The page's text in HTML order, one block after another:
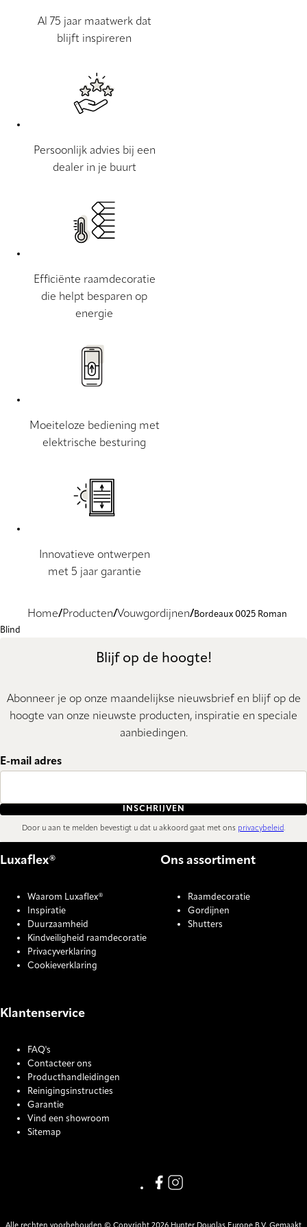
Al 75 jaar maatwerk dat
blijft inspireren
Persoonlijk advies bij een
dealer in je buurt
Efficiënte raamdecoratie
die helpt besparen op
energie
Moeiteloze bediening met
elektrische besturing
Innovatieve ontwerpen
met 5 jaar garantie
Home Producten Vouwgordijnen
Bordeaux 0025 Roman
Blind
Blijf op de hoogte!
Abonneer je op onze maandelijkse nieuwsbrief en blijf op de
hoogte van onze nieuwste producten, inspiratie en speciale
aanbiedingen.
E-mail adres
INSCHRIJVEN
Door u aan te melden bevestigt u dat u akkoord gaat met ons privacybeleid.
Luxaflex®
Waarom Luxaflex®
Inspiratie
Duurzaamheid
Kindveiligheid raamdecoratie
Privacyverklaring
Cookieverklaring
Ons assortiment
Raamdecoratie
Gordijnen
Shutters
Klantenservice
FAQ's
Contacteer ons
Producthandleidingen
Reinigingsinstructies
Garantie
Vind een showroom
Sitemap
Link missing Display text from
Link missing Display text